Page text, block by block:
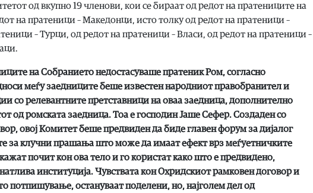
од вкупно 19 членови, кои се бираат од редот на пратениците на
на пратеници – Македонци, исто толку од редот на пратеници –
– Турци, од редот на пратеници – Власи, од редот на пратеници –
на Собранието недостасуваше пратеник Ром, согласно
меѓу заедниците беше известен народниот правобранител и
со релевантните претставници на оваа заедница, дополнително
од ромската заедница. Тоа е господин Јаше Сефер. Создаден со
овој Комитет беше предвиден да биде главен форум за дијалог
за клучни прашања што може да имаат ефект врз меѓуетничките
почит кон ова тело и го користат како што е предвидено,
институција. Чувствата кон Охридскиот рамковен договор и
потпишување, остануваат поделени, но, најголем дел од